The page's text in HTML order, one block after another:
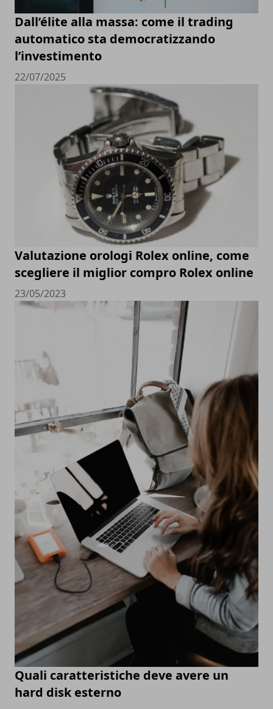
Dall’élite alla massa: come il trading
automatico sta democratizzando
l’investimento
22/07/2025
Valutazione orologi Rolex online, come
scegliere il miglior compro Rolex online
23/05/2023
Quali caratteristiche deve avere un
hard disk esterno